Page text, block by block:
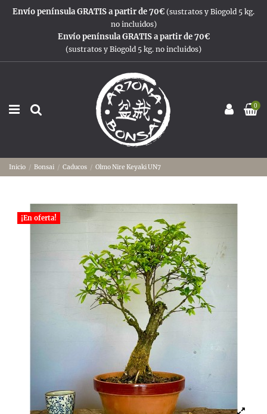
Envío península GRATIS a partir de 70€ (sustratos y Biogold 5 kg.
no incluidos)
Envío península GRATIS a partir de 70€
(sustratos y Biogold 5 kg. no incluidos)
0
Inicio Bonsai Caducos Olmo Nire Keyaki UN7
¡En oferta!